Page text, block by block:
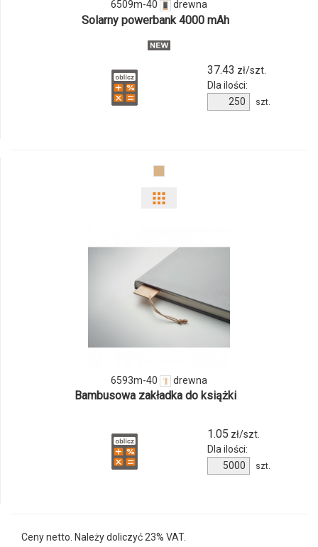
6509m-40 drewna
Solarny powerbank 4000 mAh
37.43 zł/szt.
Dla ilości:
produktu
szt.
i
produktu
6593m-40 drewna
Bambusowa zakładka do książki
1.05 zł/szt.
Dla ilości:
Ilość
produktu
szt.
Ceny netto. Należy doliczyć 23% VAT.